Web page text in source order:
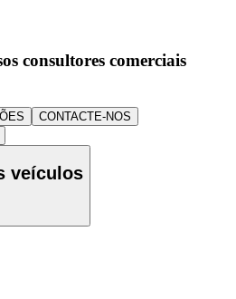
consultores comerciais
CONTACTE-NOS
veículos